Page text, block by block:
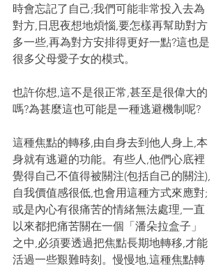
時會忘記了自己;我們可能非常投入去為
對方,日思夜想地煩惱,要怎樣再幫助對方
多一些,再為對方安排得更好一點?這也是
很多父母愛子女的模式。
也許你想,這不是很正常,甚至是很偉大的
嗎?為甚麼這也可能是一種逃避機制呢?
這種焦點的轉移,由自身去到他人身上,本
身就有逃避的功能。有些人,他們心底裡
覺得自己不值得被關注(包括自己的關注),
自我價值感很低,也會用這種方式來應對;
或是內心有很痛苦的情緒無法處理,一直
以來都把痛苦關在一個「潘朵拉盒子」
之中,必須要透過把焦點長期地轉移,才能
活過一些艱難時刻。慢慢地,這種焦點轉